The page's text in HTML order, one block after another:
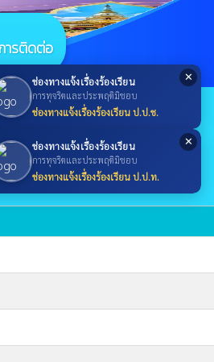
✕
ช่องทางแจ้งเรื่องร้องเรียน
การทุจริตและประพฤติมิชอบ
ช่องทางแจ้งเรื่องร้องเรียน ป.ป.ช.
✕
ช่องทางแจ้งเรื่องร้องเรียน
การทุจริตและประพฤติมิชอบ
ช่องทางแจ้งเรื่องร้องเรียน ป.ป.ท.
ารติดต่อ
searchค้นหา